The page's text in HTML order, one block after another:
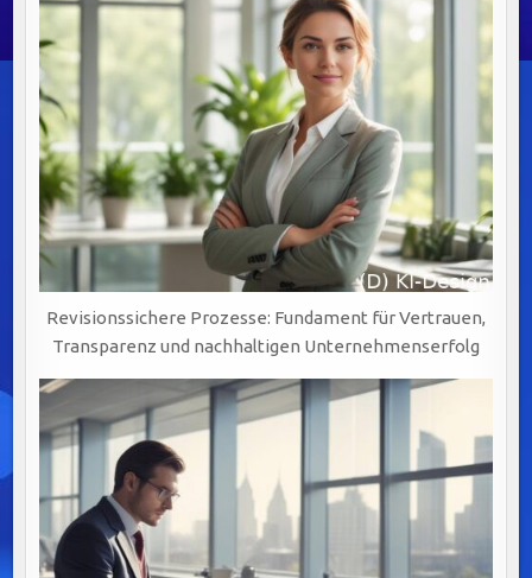
Revisionssichere Prozesse: Fundament für Vertrauen,
Transparenz und nachhaltigen Unternehmenserfolg